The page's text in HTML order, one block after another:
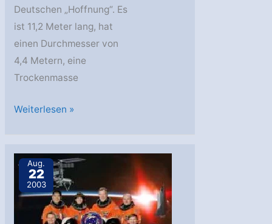
Deutschen „Hoffnung“. Es
ist 11,2 Meter lang, hat
einen Durchmesser von
4,4 Metern, eine
Trockenmasse
SSAF-
Weiterlesen »
Aug.
22
2003